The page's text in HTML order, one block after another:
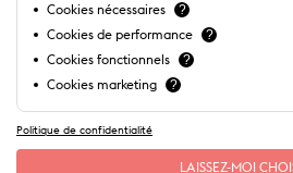
confidentialité
Cookies nécessaires ?
Cookies de performance ?
Cookies fonctionnels ?
Cookies marketing ?
Politique de confidentialité
LAISSEZ-MOI